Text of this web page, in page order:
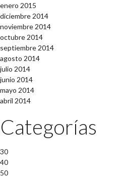
enero 2015
diciembre 2014
noviembre 2014
octubre 2014
septiembre 2014
agosto 2014
julio 2014
junio 2014
mayo 2014
abril 2014
Categorías
30
40
50